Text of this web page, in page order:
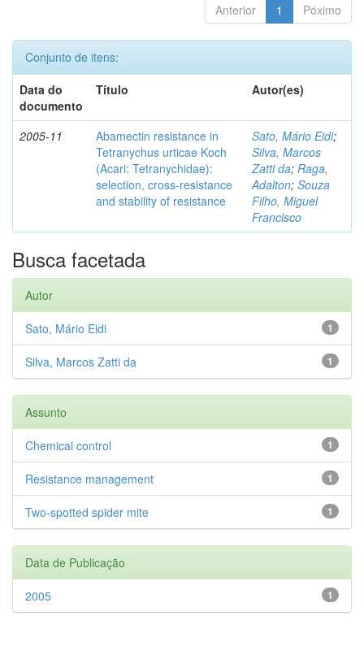
Anterior 1 Póximo
Conjunto de itens:
Data do
documento
Título Autor(es)
2005-11
Abamectin resistance in
Tetranychus urticae Koch
(Acari: Tetranychidae):
selection, cross-resistance
and stability of resistance
Sato, Mário Eidi;
Silva, Marcos
Zatti da; Raga,
Adalton; Souza
Filho, Miguel
Francisco
Busca facetada
Autor
1
Sato, Mário Eidi
1
Silva, Marcos Zatti da
Assunto
1
Chemical control
1
Resistance management
1
Two-spotted spider mite
Data de Publicação
1
2005